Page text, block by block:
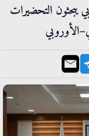
يبحثون التحضيرات